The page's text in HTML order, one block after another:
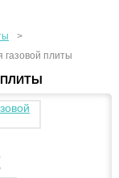
>
газовой плиты